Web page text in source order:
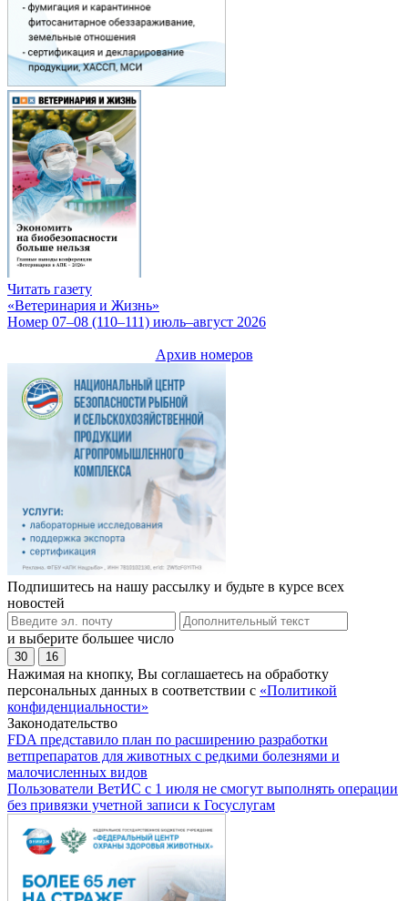
Читать газету
«Ветеринария и Жизнь»
Номер 07–08 (110–111) июль–август 2026
Архив номеров
Подпишитесь на нашу рассылку и будьте в курсе всех
новостей
и выберите большее число
30 16
Нажимая на кнопку, Вы соглашаетесь на обработку
персональных данных в соответствии с «Политикой
конфиденциальности»
Законодательство
FDA представило план по расширению разработки
ветпрепаратов для животных с редкими болезнями и
малочисленных видов
Пользователи ВетИС с 1 июля не смогут выполнять операции
без привязки учетной записи к Госуслугам